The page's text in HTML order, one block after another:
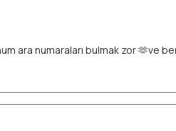
ara numaraları bulmak zor